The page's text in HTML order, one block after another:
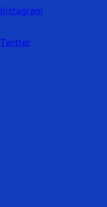
Instagram
Twitter